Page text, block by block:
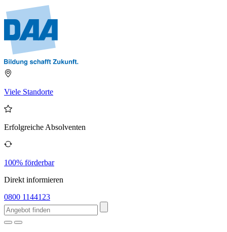
Viele Standorte
Erfolgreiche Absolventen
100% förderbar
Direkt informieren
0800 1144123